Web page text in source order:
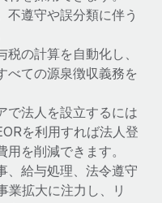
不遵守や誤分類に伴う
税の計算を自動化し、
べての源泉徴収義務を
で法人を設立するには
を利用すれば法人登
を削減できます。
、給与処理、法令遵守
業拡大に注力し、リ